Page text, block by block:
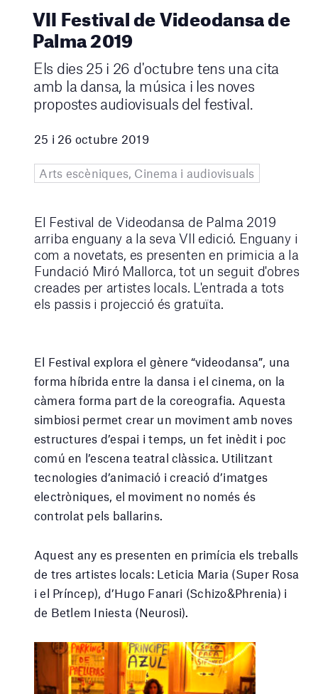
VII Festival de Videodansa de
Palma 2019
Els dies 25 i 26 d'octubre tens una cita
amb la dansa, la música i les noves
propostes audiovisuals del festival.
25 i 26 octubre 2019
Arts escèniques, Cinema i audiovisuals
El Festival de Videodansa de Palma 2019
arriba enguany a la seva VII edició. Enguany i
com a novetats, es presenten en primicia a la
Fundació Miró Mallorca, tot un seguit d'obres
creades per artistes locals. L'entrada a tots
els passis i projecció és gratuïta.
El Festival explora el gènere “videodansa”, una
forma híbrida entre la dansa i el cinema, on la
càmera forma part de la coreografia. Aquesta
simbiosi permet crear un moviment amb noves
estructures d’espai i temps, un fet inèdit i poc
comú en l’escena teatral clàssica. Utilitzant
tecnologies d’animació i creació d’imatges
electròniques, el moviment no només és
controlat pels ballarins.
Aquest any es presenten en primícia els treballs
de tres artistes locals: Leticia Maria (Super Rosa
i el Príncep), d’Hugo Fanari (Schizo&Phrenia) i
de Betlem Iniesta (Neurosi).